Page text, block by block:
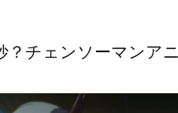
？チェンソーマンア